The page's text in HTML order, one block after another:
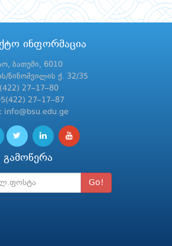
ინფორმაცია
ბათუმი, 6010
ნინოშვილის ქ. 32/35
27–17–80
27–17–87
გამოწერა
Go!